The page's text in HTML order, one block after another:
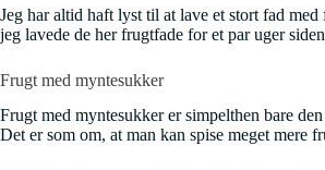
Jeg har altid haft lyst til at lave et stort fad
jeg lavede de her frugtfade for et par uger
Frugt med myntesukker
Frugt med myntesukker er simpelthen bare
Det er som om, at man kan spise meget mere